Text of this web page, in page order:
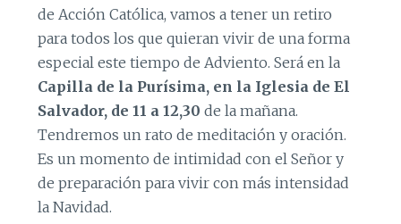
de Acción Católica, vamos a tener un retiro
para todos los que quieran vivir de una forma
especial este tiempo de Adviento. Será en la
Capilla de la Purísima, en la Iglesia de El
Salvador, de 11 a 12,30 de la mañana.
Tendremos un rato de meditación y oración.
Es un momento de intimidad con el Señor y
de preparación para vivir con más intensidad
la Navidad.